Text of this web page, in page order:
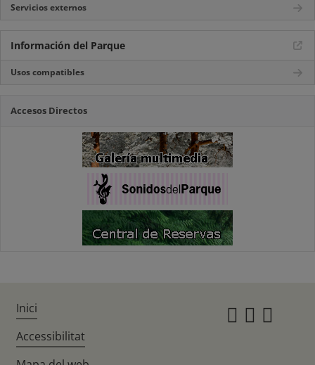
Servicios externos
Información del Parque
Usos compatibles
Accesos Directos
Inici
Accessibilitat